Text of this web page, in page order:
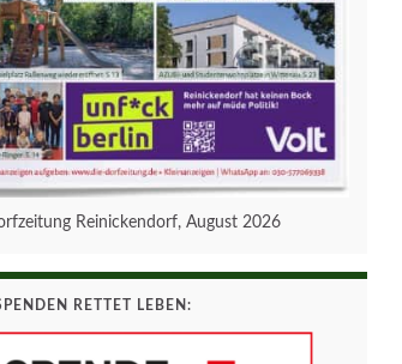
Reinickendorf, August 2026
RETTET LEBEN: